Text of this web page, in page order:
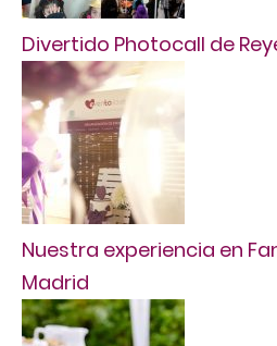
Divertido Photocall de
Nuestra experiencia en
Madrid